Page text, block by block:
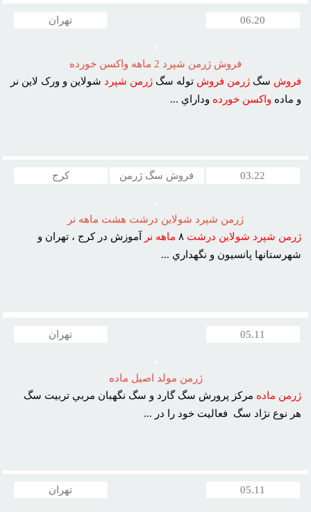
06.20 تهران
فروش ژرمن شپرد 2 ماهه واکسن خورده
فروش سگژرمن فروش توله سگژرمن شپرد شولاين و ورک لاين نر
و ماده واکسن خورده وداراي ...
03.22 فروش سگ ژرمن کرج
ژرمن شپرد شولاين درشت هشت ماهه نر
ژرمن شپرد شولاين درشت ماهه نر
آموزش در کرج ، تهران و
شهرستانها پانسيون و نگهداري ...
05.11 تهران
ژرمن مولد اصيل ماده
ژرمن ماده مرکز پرورش سگ گارد و سگ نگهبان مربي تربيت سگ
هر نوع نژاد سگ فعاليت خود را در ...
05.11 تهران